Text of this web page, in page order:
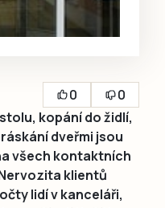
0
0
kopání do židlí,
dveřmi jsou
všech kontaktních
klientů
lidí v kanceláři,